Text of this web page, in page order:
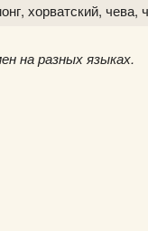
хорватский,
на разных языках.